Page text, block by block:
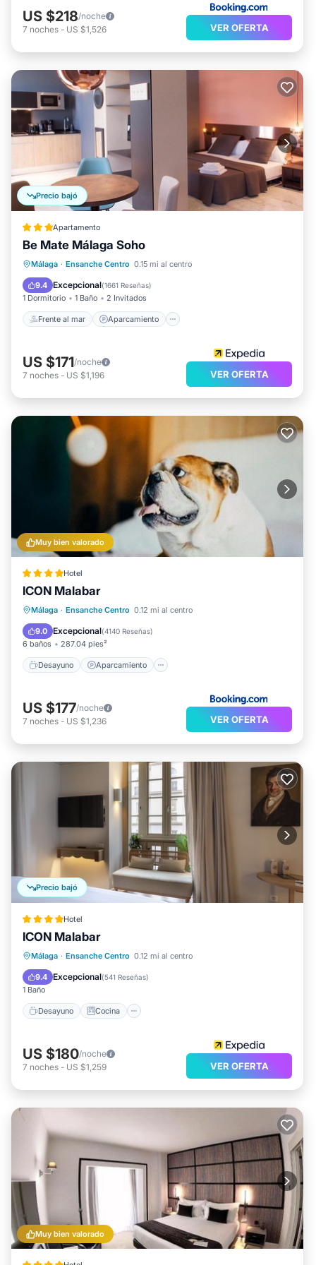
US $218/noche
7 noches - US $1,526 VER OFERTA
Precio bajó
Apartamento
Be Mate Málaga Soho
Málaga · Ensanche Centro 0.15 mi al centro
9.4 Excepcional(1661 Reseñas)
1 Dormitorio 1 Baño 2 Invitados
Frente al mar Aparcamiento
Frente al mar
Aparcamiento
Vista al mar
Vistas
US $171/noche
7 noches - US $1,196 VER OFERTA
Muy bien valorado
Hotel
ICON Malabar
Málaga · Ensanche Centro 0.12 mi al centro
9.0 Excepcional(4140 Reseñas)
6 baños 287.04 pies²
Desayuno Aparcamiento
Desayuno
Aparcamiento
Balcón/Terraza
US $177/noche
7 noches - US $1,236 VER OFERTA
Precio bajó
Hotel
ICON Malabar
Málaga · Ensanche Centro 0.12 mi al centro
9.4 Excepcional(541 Reseñas)
1 Baño
Desayuno Cocina
Desayuno
Cocina
Aire acondicionado
US $180/noche
7 noches - US $1,259 VER OFERTA
Muy bien valorado